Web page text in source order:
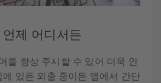
제 어디서든
를 항상 주시할 수 있어 더욱 안
에 있든 외출 중이든 앱에서 간단